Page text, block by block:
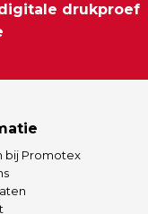
drukproef
bij Promotex